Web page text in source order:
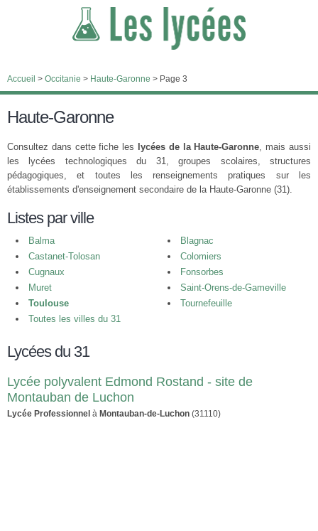
Accueil > Occitanie > Haute-Garonne > Page 3
Haute-Garonne
Consultez dans cette fiche les lycées de la Haute-Garonne, mais aussi
les lycées technologiques du 31, groupes scolaires, structures
pédagogiques, et toutes les renseignements pratiques sur les
établissements d'enseignement secondaire de la Haute-Garonne (31).
Listes par ville
Balma
Blagnac
Castanet-Tolosan
Colomiers
Cugnaux
Fonsorbes
Muret
Saint-Orens-de-Gameville
Toulouse
Tournefeuille
Toutes les villes du 31
Lycées du 31
Lycée polyvalent Edmond Rostand - site de
Montauban de Luchon
Lycée Professionnel à Montauban-de-Luchon (31110)